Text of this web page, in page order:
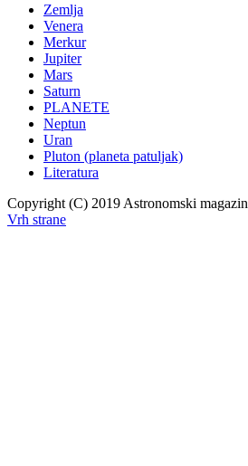
Zemlja
Venera
Merkur
Jupiter
Mars
Saturn
PLANETE
Neptun
Uran
Pluton (planeta patuljak)
Literatura
Copyright (C) 2019 Astronomski magazin
Vrh strane